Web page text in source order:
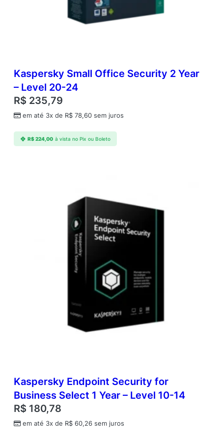
u
t
i
a
d
Kaspersky Small Office Security 2 Year
– Level 20-24
R$ 235,79
em até 3x de R$ 78,60 sem juros
R$224,00 à vista no Pix ou Boleto
Kaspersky Endpoint Security for
Business Select 1 Year – Level 10-14
R$ 180,78
em até 3x de R$ 60,26 sem juros